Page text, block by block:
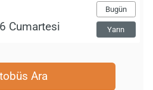
Bugün
Yarın
Ara